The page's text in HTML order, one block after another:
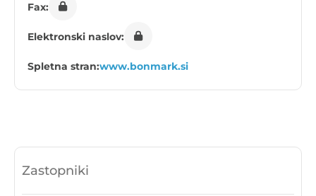
Fax:
Elektronski naslov:
Spletna stran:www.bonmark.si
Zastopniki